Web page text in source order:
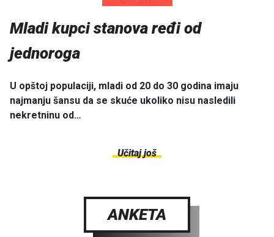
Mladi kupci stanova ređi od
jednoroga
U opštoj populaciji, mladi od 20 do 30 godina imaju
najmanju šansu da se skuće ukoliko nisu nasledili
nekretninu od…
Učitaj još
ANKETA